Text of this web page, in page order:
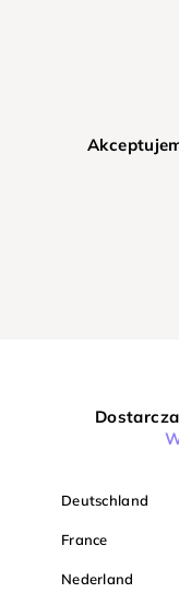
Deutschland
France
Nederland